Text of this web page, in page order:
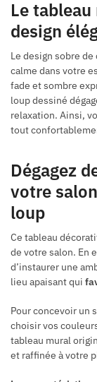
Le
design
Le design sobre de
calme dans votre
fade et sombre
loup dessiné
relaxation. Ainsi,
tout
Dégagez
votre
loup
Ce tableau
de votre salon. En
d’instaurer une
lieu apaisant qui
Pour concevoir un
choisir vos
tableau mural
et raffinée à votre